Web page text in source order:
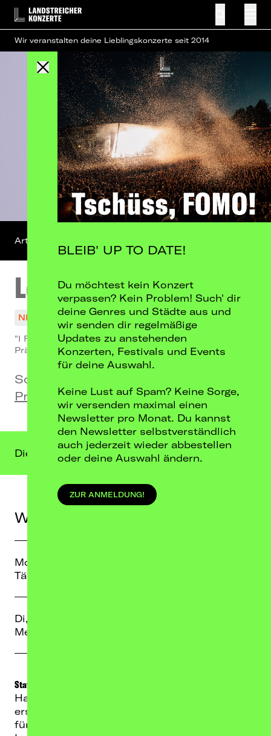
Wir veranstalten deine Lieblingskonzerte seit 2014
Loi
NICHT MEHR VERFÜGBAR
"I Follow Tour 2023" Tour
Präsentiert von: Deluxe Music
So, 22.10.23
Privatclub, Berlin
Artist-Profil
Dieser Termin liegt in der Vergangenheit.
Weitere Termine
Mo, 12.10.26
Täubchenthal, Leipzig
Di, 13.10.26
Metropol, Berlin
Statement LOI:
Hallo ihr Lieben,
erstmal Danke an alle, die sich schon Tickets
für meine „I Follow Tour” gekauft haben.
BLEIB' UP TO DATE!
Du möchtest kein Konzert
verpassen? Kein Problem! Such' dir
deine Genres und Städte aus und
wir senden dir regelmäßige
Updates zu anstehenden
Konzerten, Festivals und Events
für deine Auswahl.
Keine Lust auf Spam? Keine Sorge,
wir versenden maximal einen
Newsletter pro Monat. Du kannst
den Newsletter selbstverständlich
auch jederzeit wieder abbestellen
oder deine Auswahl ändern.
ZUR ANMELDUNG!